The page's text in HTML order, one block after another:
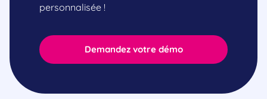
Demandez votre démo
personnalisée !